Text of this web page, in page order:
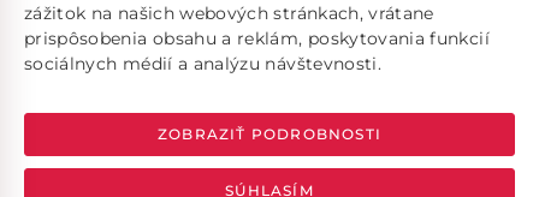
do inej krajiny, kontaktujte nás na emailovej adrese
info@lejdyeshop.sk
zážitok na našich webových stránkach, vrátane
prispôsobenia obsahu a reklám, poskytovania funkcií
sociálnych médií a analýzu návštevnosti.
ZOBRAZIŤ PODROBNOSTI
SÚHLASÍM